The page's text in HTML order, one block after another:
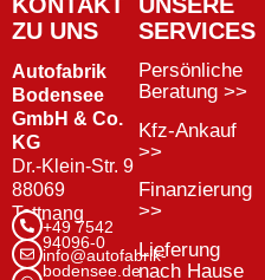
ZU UNS
Autofabrik
Bodensee
GmbH & Co.
KG
Dr.-Klein-Str. 9
88069
Tettnang
+49 7542
94096-0
info@autofabrik-
bodensee.de
SERVICES
Persönliche
Beratung >>
Kfz-Ankauf
>>
Finanzierung
>>
Lieferung
nach Hause